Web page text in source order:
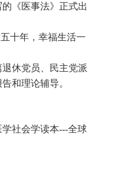
《医事法》正式出
十年，幸福生活一
休党员、民主党派
和理论辅导。
社会学读本---全球